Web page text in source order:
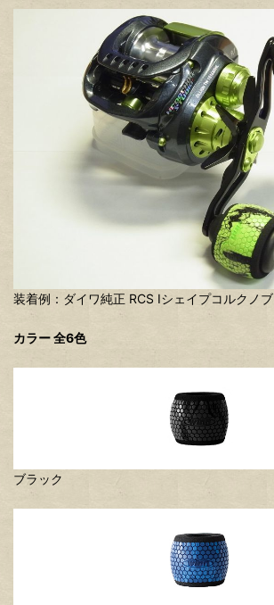
装着例：ダイワ純正 RCS Iシェイプコルクノブ
カラー 全6色
ブラック